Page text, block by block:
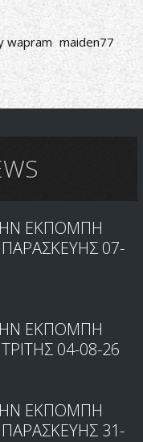
wapram maiden77
ΕΚΠΟΜΠΗ
ΠΑΡΑΣΚΕΥΗΣ 07-
ΕΚΠΟΜΠΗ
04-08-26
ΕΚΠΟΜΠΗ
ΠΑΡΑΣΚΕΥΗΣ 31-